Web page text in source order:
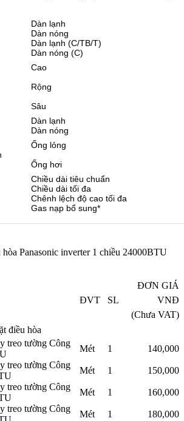
Dàn lạnh
Dàn nóng
Dàn lạnh (C/TB/T)
Dàn nóng (C)
Cao
Rộng
Sâu
Dàn lạnh
Dàn nóng
Ống lỏng
Ống hơi
Chiều dài tiêu chuẩn
Chiều dài tối đa
Chênh lệch độ cao tối đa
Gas nạp bổ sung*
Panasonic inverter 1 chiều 24000BTU
ĐVT SL
ĐƠN GIÁ
VNĐ
(Chưa VAT)
điều hòa
treo tường Công
Mét 1 140,000
treo tường Công
Mét 1 150,000
treo tường Công
Mét 1 160,000
treo tường Công
Mét 1 180,000